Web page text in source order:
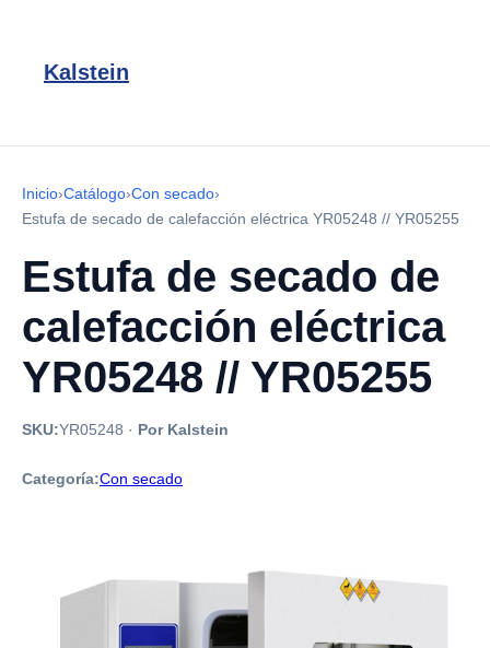
Kalstein
Inicio›Catálogo›Con secado›
Estufa de secado de calefacción eléctrica YR05248 // YR05255
Estufa de secado de
calefacción eléctrica
YR05248 // YR05255
SKU:YR05248 · Por Kalstein
Categoría:Con secado